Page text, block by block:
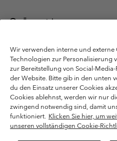
Österreich
Columbia Sportswear Austria
Bergheim, Salzburg Österreich. Alle
Nutzungsbedingungen
Allgemeine
Datenschutzerklärung
Bestimmungen und Bedingungen
Nutzungsbedingungen Für
Cookies
Wir verwenden interne und
Technologien zur Personalisierung
zur Bereitstellung von Social-
der Website. Bitte gib in den unten
du den Einsatz unserer Cookies
Cookies ablehnst, werden wir nur
zwingend notwendig sind, damit
funktioniert. Klicken Sie hier, um
unseren vollständigen Cookie-
Bitte wählen Sie Ihr
Online-